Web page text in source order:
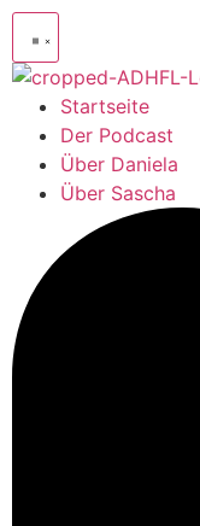
Startseite
Der Podcast
Über Daniela
Über Sascha